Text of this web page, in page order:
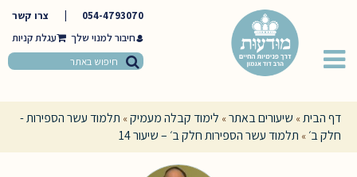
054-4793070
צרו קשר
חיבור למנוי שלך
דף הבית» שיעורים באתר» לימוד קבלה מעמיק» תלמוד עשר הספירות -
חלק ב׳ » תלמוד עשר הספירות חלק ב׳ – שיעור 14